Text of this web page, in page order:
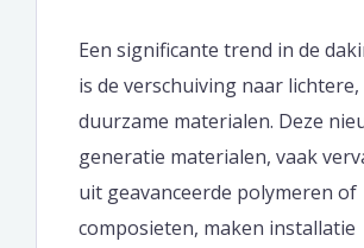
Een significante trend in de
is de verschuiving naar
duurzame materialen. Deze
generatie materialen, vaak
uit geavanceerde polymeren of
composieten, maken installatie